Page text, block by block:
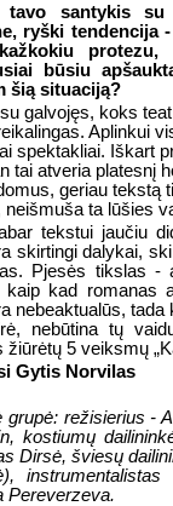
santykis su
ryški tendencija
protezu,
būsiu
šią situaciją?
galvojęs, koks
Aplinkui
spektakliai. Iškart
tai atveria platesnį
geriau tekstą
neišmuša ta lūšies
tekstui jaučiu
skirtingi dalykai,
Pjesės tikslas -
kaip kad romanas
nebeaktualūs,
nebūtina tų
žiūrėtų 5 veiksmų
Gytis Norvilas
grupė: režisierius -
kostiumų
Dirsė, šviesų
Pereverzeva.